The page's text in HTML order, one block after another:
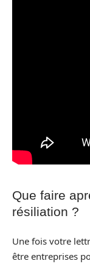
Que faire
résiliation ?
Une fois votre
être entreprises